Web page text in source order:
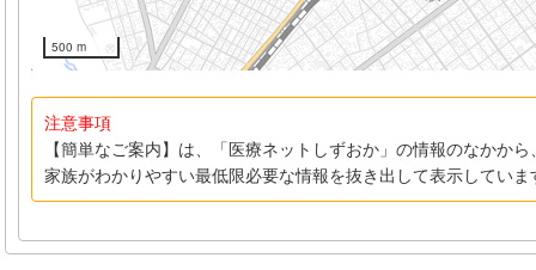
500 m
注意事項
【簡単なご案内】は、「医療ネットしずおか」の情報のなかか
家族がわかりやすい最低限必要な情報を抜き出して表示していま